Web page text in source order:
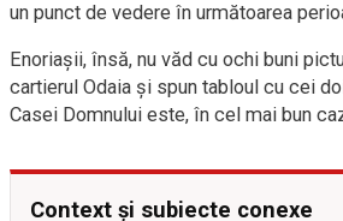
un punct de vedere în următoarea
Enoriaşii, însă, nu văd cu ochi buni
cartierul Odaia şi spun tabloul cu cei
Casei Domnului este, în cel mai bun
Context și subiecte conexe